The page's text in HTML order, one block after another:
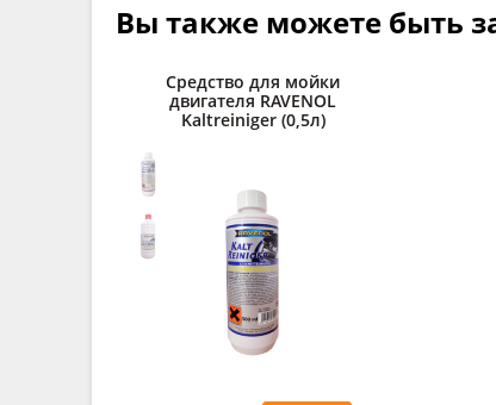
Вы также можете быть
Средство для мойки
двигателя RAVENOL
Kaltreiniger (0,5л)